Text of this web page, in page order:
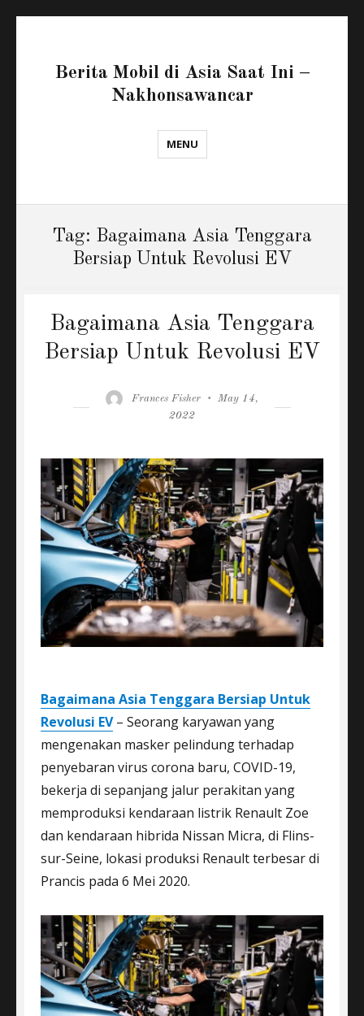
Berita Mobil di Asia Saat Ini –
Nakhonsawancar
MENU
Tag: Bagaimana Asia Tenggara
Bersiap Untuk Revolusi EV
Bagaimana Asia Tenggara
Bersiap Untuk Revolusi EV
Author
Frances Fisher
Posted
May 14,
2022
Bagaimana Asia Tenggara Bersiap Untuk
Revolusi EV– Seorang karyawan yang
mengenakan masker pelindung terhadap
penyebaran virus corona baru, COVID-19,
bekerja di sepanjang jalur perakitan yang
memproduksi kendaraan listrik Renault Zoe
dan kendaraan hibrida Nissan Micra, di Flins-
sur-Seine, lokasi produksi Renault terbesar di
Prancis pada 6 Mei 2020.